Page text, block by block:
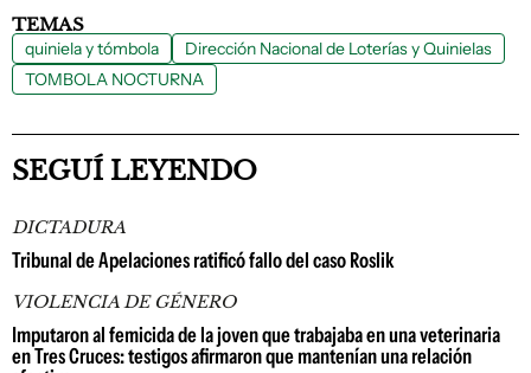
TEMAS
quiniela y tómbola
Dirección Nacional de Loterías y Quinielas
TOMBOLA NOCTURNA
SEGUÍ LEYENDO
DICTADURA
Tribunal de Apelaciones ratificó fallo del caso Roslik
VIOLENCIA DE GÉNERO
Imputaron al femicida de la joven que trabajaba en una veterinaria
en Tres Cruces: testigos afirmaron que mantenían una relación